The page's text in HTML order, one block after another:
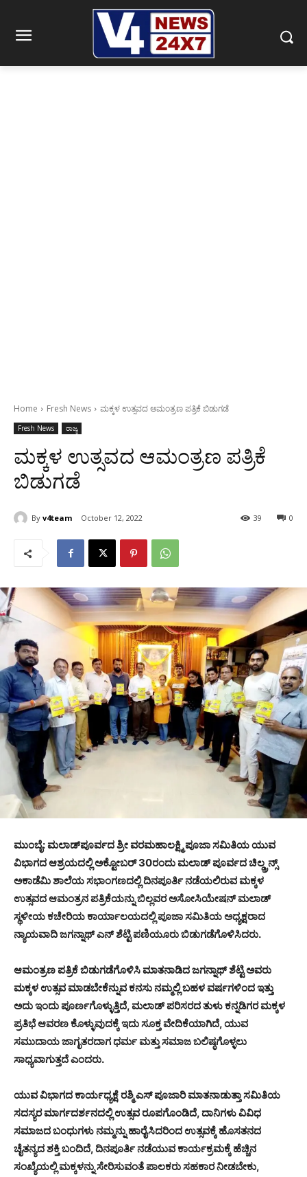
Home Fresh News ಮಕ್ಕಳ ಉತ್ಸವದ ಆಮಂತ್ರಣ ಪತ್ರಿಕೆ ಬಿಡುಗಡೆ
Fresh News ರಾಜ್ಯ
ಮಕ್ಕಳ ಉತ್ಸವದ ಆಮಂತ್ರಣ ಪತ್ರಿಕೆ
ಬಿಡುಗಡೆ
By v4team October 12, 2022 0
39
ಮುಂಬೈ: ಮಲಾಡ್‍ಪೂರ್ವದ ಶ್ರೀ ವರಮಹಾಲಕ್ಷ್ಮಿ ಪೂಜಾ ಸಮಿತಿಯ ಯುವ
ವಿಭಾಗದ ಆಶ್ರಯದಲ್ಲಿ ಅಕ್ಟೋಬರ್ 30ರಂದು ಮಲಾಡ್ ಪೂರ್ವದ ಚಿಲ್ಡ್ರನ್ಸ್
ಅಕಾಡೆಮಿ ಶಾಲೆಯ ಸಭಾಂಗಣದಲ್ಲಿ ದಿನಪೂರ್ತಿ ನಡೆಯಲಿರುವ ಮಕ್ಕಳ
ಉತ್ಸವದ ಆಮಂತ್ರನ ಪತ್ರಿಕೆಯನ್ನು ಬಿಲ್ಲವರ ಅಸೋಸಿಯೇಷನ್ ಮಲಾಡ್
ಸ್ಥಳೀಯ ಕಚೇರಿಯ ಕಾರ್ಯಾಲಯದಲ್ಲಿ ಪೂಜಾ ಸಮಿತಿಯ ಅಧ್ಯಕ್ಷರಾದ
ನ್ಯಾಯವಾದಿ ಜಗನ್ನಾಥ್ ಎನ್ ಶೆಟ್ಟಿ ಪಣಿಯೂರು ಬಿಡುಗಡೆಗೊಳಿಸಿದರು.
ಆಮಂತ್ರಣ ಪತ್ರಿಕೆ ಬಿಡುಗಡೆಗೊಳಿಸಿ ಮಾತನಾಡಿದ ಜಗನ್ನಾಥ್ ಶೆಟ್ಟಿ ಅವರು
ಮಕ್ಕಳ ಉತ್ಸವ ಮಾಡಬೇಕೆನ್ನುವ ಕನಸು ನಮ್ಮಲ್ಲಿ ಬಹಳ ವರ್ಷಗಳಿಂದ ಇತ್ತು
ಅದು ಇಂದು ಪೂರ್ಣಗೊಳ್ಳುತ್ತಿದೆ, ಮಲಾಡ್ ಪರಿಸರದ ತುಳು ಕನ್ನಡಿಗರ ಮಕ್ಕಳ
ಪ್ರತಿಭೆ ಆವರಣ ಕೊಳ್ಳುವುದಕ್ಕೆ ಇದು ಸೂಕ್ತ ವೇದಿಕೆಯಾಗಿದೆ, ಯುವ
ಸಮುದಾಯ ಜಾಗೃತರದಾಗ ಧರ್ಮ ಮತ್ತು ಸಮಾಜ ಬಲಿಷ್ಠಗೊಳ್ಳಲು
ಸಾಧ್ಯವಾಗುತ್ತದೆ ಎಂದರು.
ಯುವ ವಿಭಾಗದ ಕಾರ್ಯಧ್ಯಕ್ಷೆ ರಶ್ಮಿ ಎಸ್ ಪೂಜಾರಿ ಮಾತನಾಡುತ್ತಾ ಸಮಿತಿಯ
ಸದಸ್ಯರ ಮಾರ್ಗದರ್ಶನದಲ್ಲಿ ಉತ್ಸವ ರೂಪಗೊಂಡಿದೆ, ದಾನಿಗಳು ವಿವಿಧ
ಸಮಾಜದ ಬಂಧುಗಳು ನಮ್ಮನ್ನು ಹಾರೈಸಿದರಿಂದ ಉತ್ಸವಕ್ಕೆ ಹೊಸತನದ
ಚೈತನ್ಯದ ಶಕ್ತಿ ಬಂದಿದೆ, ದಿನಪೂರ್ತಿ ನಡೆಯುವ ಕಾರ್ಯಕ್ರಮಕ್ಕೆ ಹೆಚ್ಚಿನ
ಸಂಖ್ಯೆಯಲ್ಲಿ ಮಕ್ಕಳನ್ನು ಸೇರಿಸುವಂತೆ ಪಾಲಕರು ಸಹಕಾರ ನೀಡಬೇಕು,